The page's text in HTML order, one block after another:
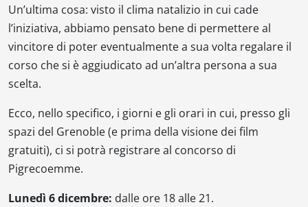
Un’ultima cosa: visto il clima natalizio in cui cade
l’iniziativa, abbiamo pensato bene di permettere al
vincitore di poter eventualmente a sua volta regalare il
corso che si è aggiudicato ad un’altra persona a sua
scelta.
Ecco, nello specifico, i giorni e gli orari in cui, presso gli
spazi del Grenoble (e prima della visione dei film
gratuiti), ci si potrà registrare al concorso di
Pigrecoemme.
Lunedì 6 dicembre: dalle ore 18 alle 21.